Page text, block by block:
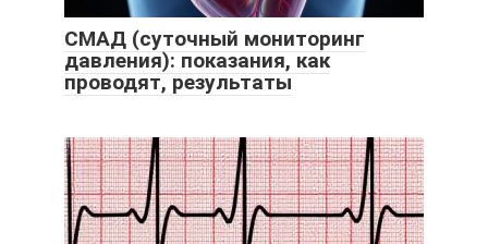
СМАД (суточный мониторинг
давления): показания, как
проводят, результаты